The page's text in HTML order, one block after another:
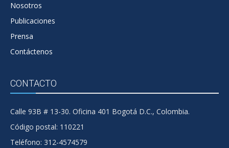
Nosotros
Publicaciones
Prensa
Contáctenos
CONTACTO
Calle 93B # 13-30. Oficina 401 Bogotá D.C., Colombia.
Código postal: 110221
Teléfono: 312-4574579